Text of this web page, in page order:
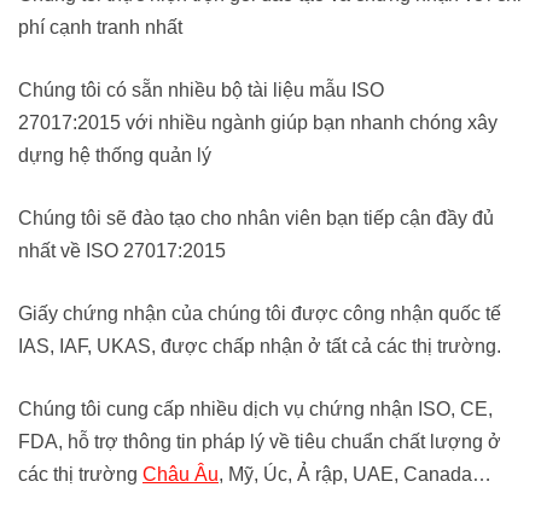
phí cạnh tranh nhất
Chúng tôi có sẵn nhiều bộ tài liệu mẫu ISO
27017:2015 với nhiều ngành giúp bạn nhanh chóng xây
dựng hệ thống quản lý
Chúng tôi sẽ đào tạo cho nhân viên bạn tiếp cận đầy đủ
nhất về ISO 27017:2015
Giấy chứng nhận của chúng tôi được công nhận quốc tế
IAS, IAF, UKAS, được chấp nhận ở tất cả các thị trường.
Chúng tôi cung cấp nhiều dịch vụ chứng nhận ISO, CE,
FDA, hỗ trợ thông tin pháp lý về tiêu chuẩn chất lượng ở
các thị trường Châu Âu, Mỹ, Úc, Ả rập, UAE, Canada…